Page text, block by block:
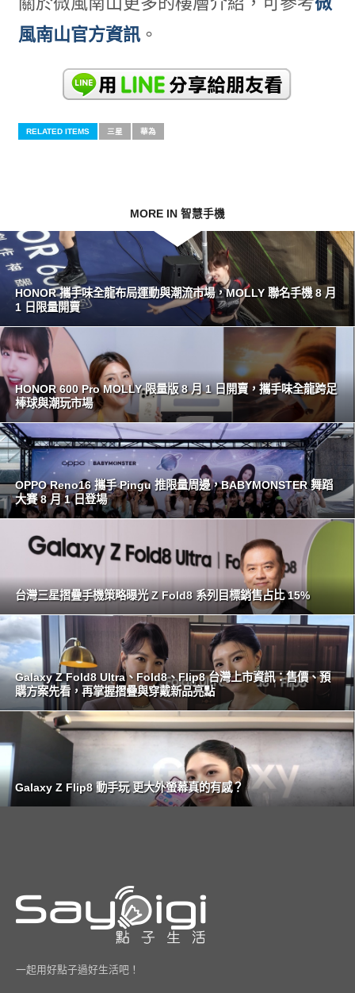
風南山官方資訊。
RELATED ITEMS 三星 華為
MORE IN 智慧手機
HONOR 攜手味全龍布局運動與潮流市場，MOLLY 聯名手機 8 月
1 日限量開賣
HONOR 600 Pro MOLLY 限量版 8 月 1 日開賣，攜手味全龍跨足
棒球與潮玩市場
OPPO Reno16 攜手 Pingu 推限量周邊，BABYMONSTER 舞蹈
大賽 8 月 1 日登場
台灣三星摺疊手機策略曝光 Z Fold8 系列目標銷售占比 15%
Galaxy Z Fold8 Ultra、Fold8、Flip8 台灣上市資訊：售價、預
購方案先看，再掌握摺疊與穿戴新品亮點
Galaxy Z Flip8 動手玩 更大外螢幕真的有感？
一起用好點子過好生活吧！